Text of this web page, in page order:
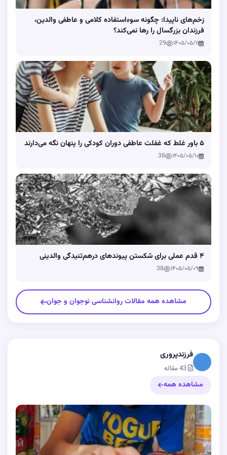
زخم‌های ناپیدا: چگونه سوءاستفاده کلامی و عاطفی والدین،
فرزندان بزرگسال را رها نمی‌کند؟
۱۴۰۵/۰۵/۱۱ 29
۵ باور غلط که غفلت عاطفی دوران کودکی را پنهان نگه می‌دارند
۱۴۰۵/۰۵/۱۰ 38
۴ قدم عملی برای شکستن پیوندهای درهم‌تنیدگی والدینی
۱۴۰۵/۰۵/۰۹ 38
مشاهده همه مقالات روانشناسی نوجوان و جوان
فرزندپروری
مشاهده همه